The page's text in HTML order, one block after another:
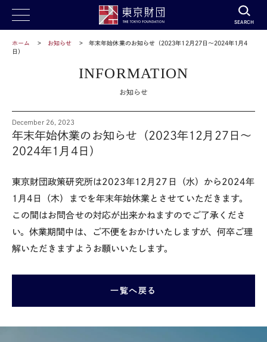
SEARCH
ホーム お知らせ
年末年始休業のお知らせ（2023年12月27日～2024年1月4
日）
INFORMATION
お知らせ
December 26, 2023
年末年始休業のお知らせ（2023年12月27日～
2024年1月4日）
東京財団政策研究所は2023年12 月 27 日（水）から 2024年
1 月4 日（木）までを年末年始休業とさせていただきます。
この間はお問合せの対応が出来かねますのでご了承くださ
い。休業期間中は、ご不便をおかけいたしますが、何卒ご理
解いただきますようお願いいたします。
一覧へ戻る